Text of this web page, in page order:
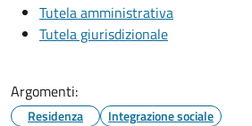
Tutela amministrativa
Tutela giurisdizionale
Argomenti:
Residenza Integrazione sociale